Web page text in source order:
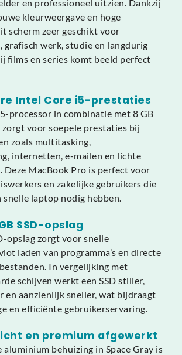
en professioneel uitzien. Dankzij
kleurweergave en hoge
scherm zeer geschikt voor
werk, studie en langdurig
films en series komt beeld perfect
Intel Core i5-prestaties
processor in combinatie met 8 GB
voor soepele prestaties bij
zoals multitasking,
internetten, e-mailen en lichte
MacBook Pro is perfect voor
en zakelijke gebruikers die
snelle laptop nodig hebben.
SSD-opslag
opslag zorgt voor snelle
laden van programma’s en directe
In vergelijking met
schijven werkt een SSD stiller,
en aanzienlijk sneller, wat bijdraagt
en efficiënte gebruikerservaring.
en premium afgewerkt
aluminium behuizing in Space Gray is